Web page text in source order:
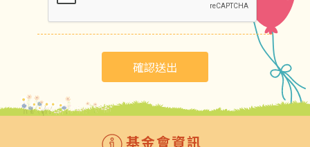
確認送出
基金會資訊